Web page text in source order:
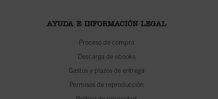
AYUDA E INFORMACIÓN LEGAL
Proceso de compra
Descarga de ebooks
Gastos y plazos de entrega
Permisos de reproducción